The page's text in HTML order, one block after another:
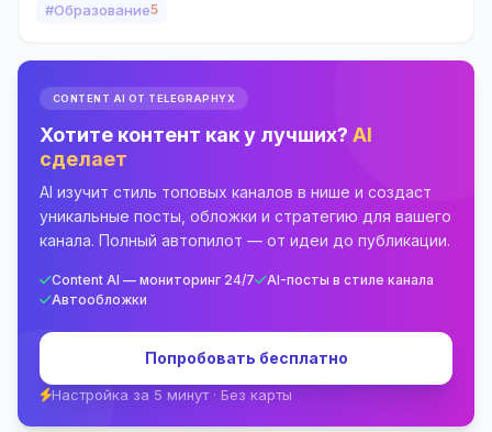
#Образование5
CONTENT AI ОТ TELEGRAPHYX
Хотите контент как у лучших? AI
сделает
AI изучит стиль топовых каналов в нише и создаст
уникальные посты, обложки и стратегию для вашего
канала. Полный автопилот — от идеи до публикации.
Content AI — мониторинг 24/7
AI-посты в стиле канала
Автообложки
Попробовать бесплатно
Настройка за 5 минут · Без карты